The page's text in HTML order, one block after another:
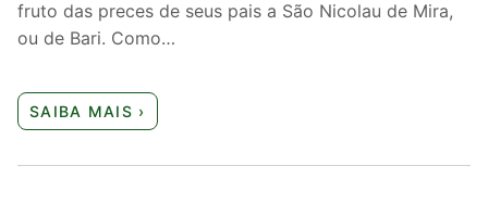
fruto das preces de seus pais a São Nicolau de Mira,
ou de Bari. Como…
SAIBA MAIS ›